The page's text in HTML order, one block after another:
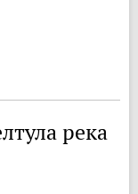
река